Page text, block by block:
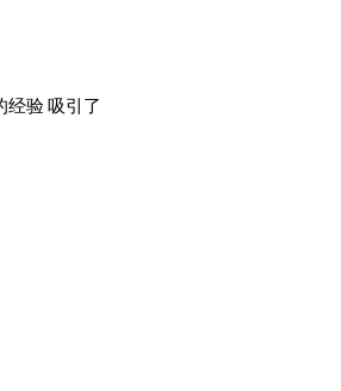
验 吸引了